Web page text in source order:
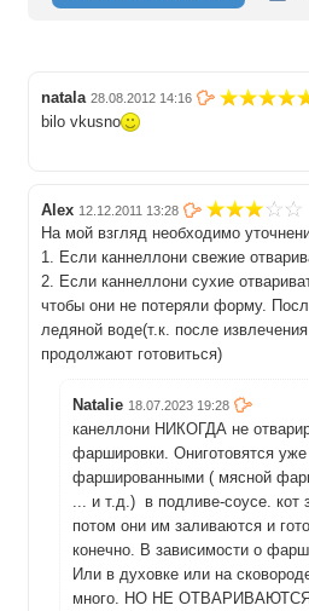
natala 28.08.2012 14:16
bilo vkusno
Alex 12.12.2011 13:28
На мой взгляд необходимо
1. Если каннеллони свежие
2. Если каннеллони сухие
чтобы они не потеряли форму.
ледяной воде(т.к. после
продолжают готовиться)
Natalie 18.07.2023 19:28
канеллони НИКОГДА не
фаршировки. Ониготовятся уже
фаршированными ( мясной
... и т.д.) в подливе-соусе. кот
потом они им заливаются и
конечно. В зависимости о
Или в духовке или на
много. НО НЕ